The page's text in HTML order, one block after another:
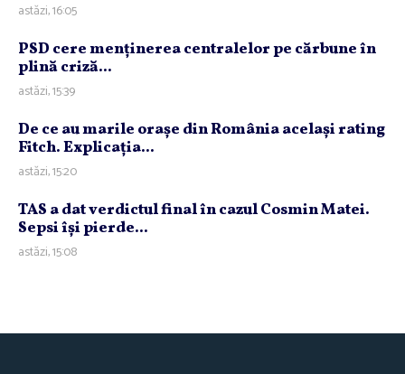
astăzi, 16:05
PSD cere menţinerea centralelor pe cărbune în
plină criză...
astăzi, 15:39
De ce au marile oraşe din România acelaşi rating
Fitch. Explicaţia...
astăzi, 15:20
TAS a dat verdictul final în cazul Cosmin Matei.
Sepsi îşi pierde...
astăzi, 15:08